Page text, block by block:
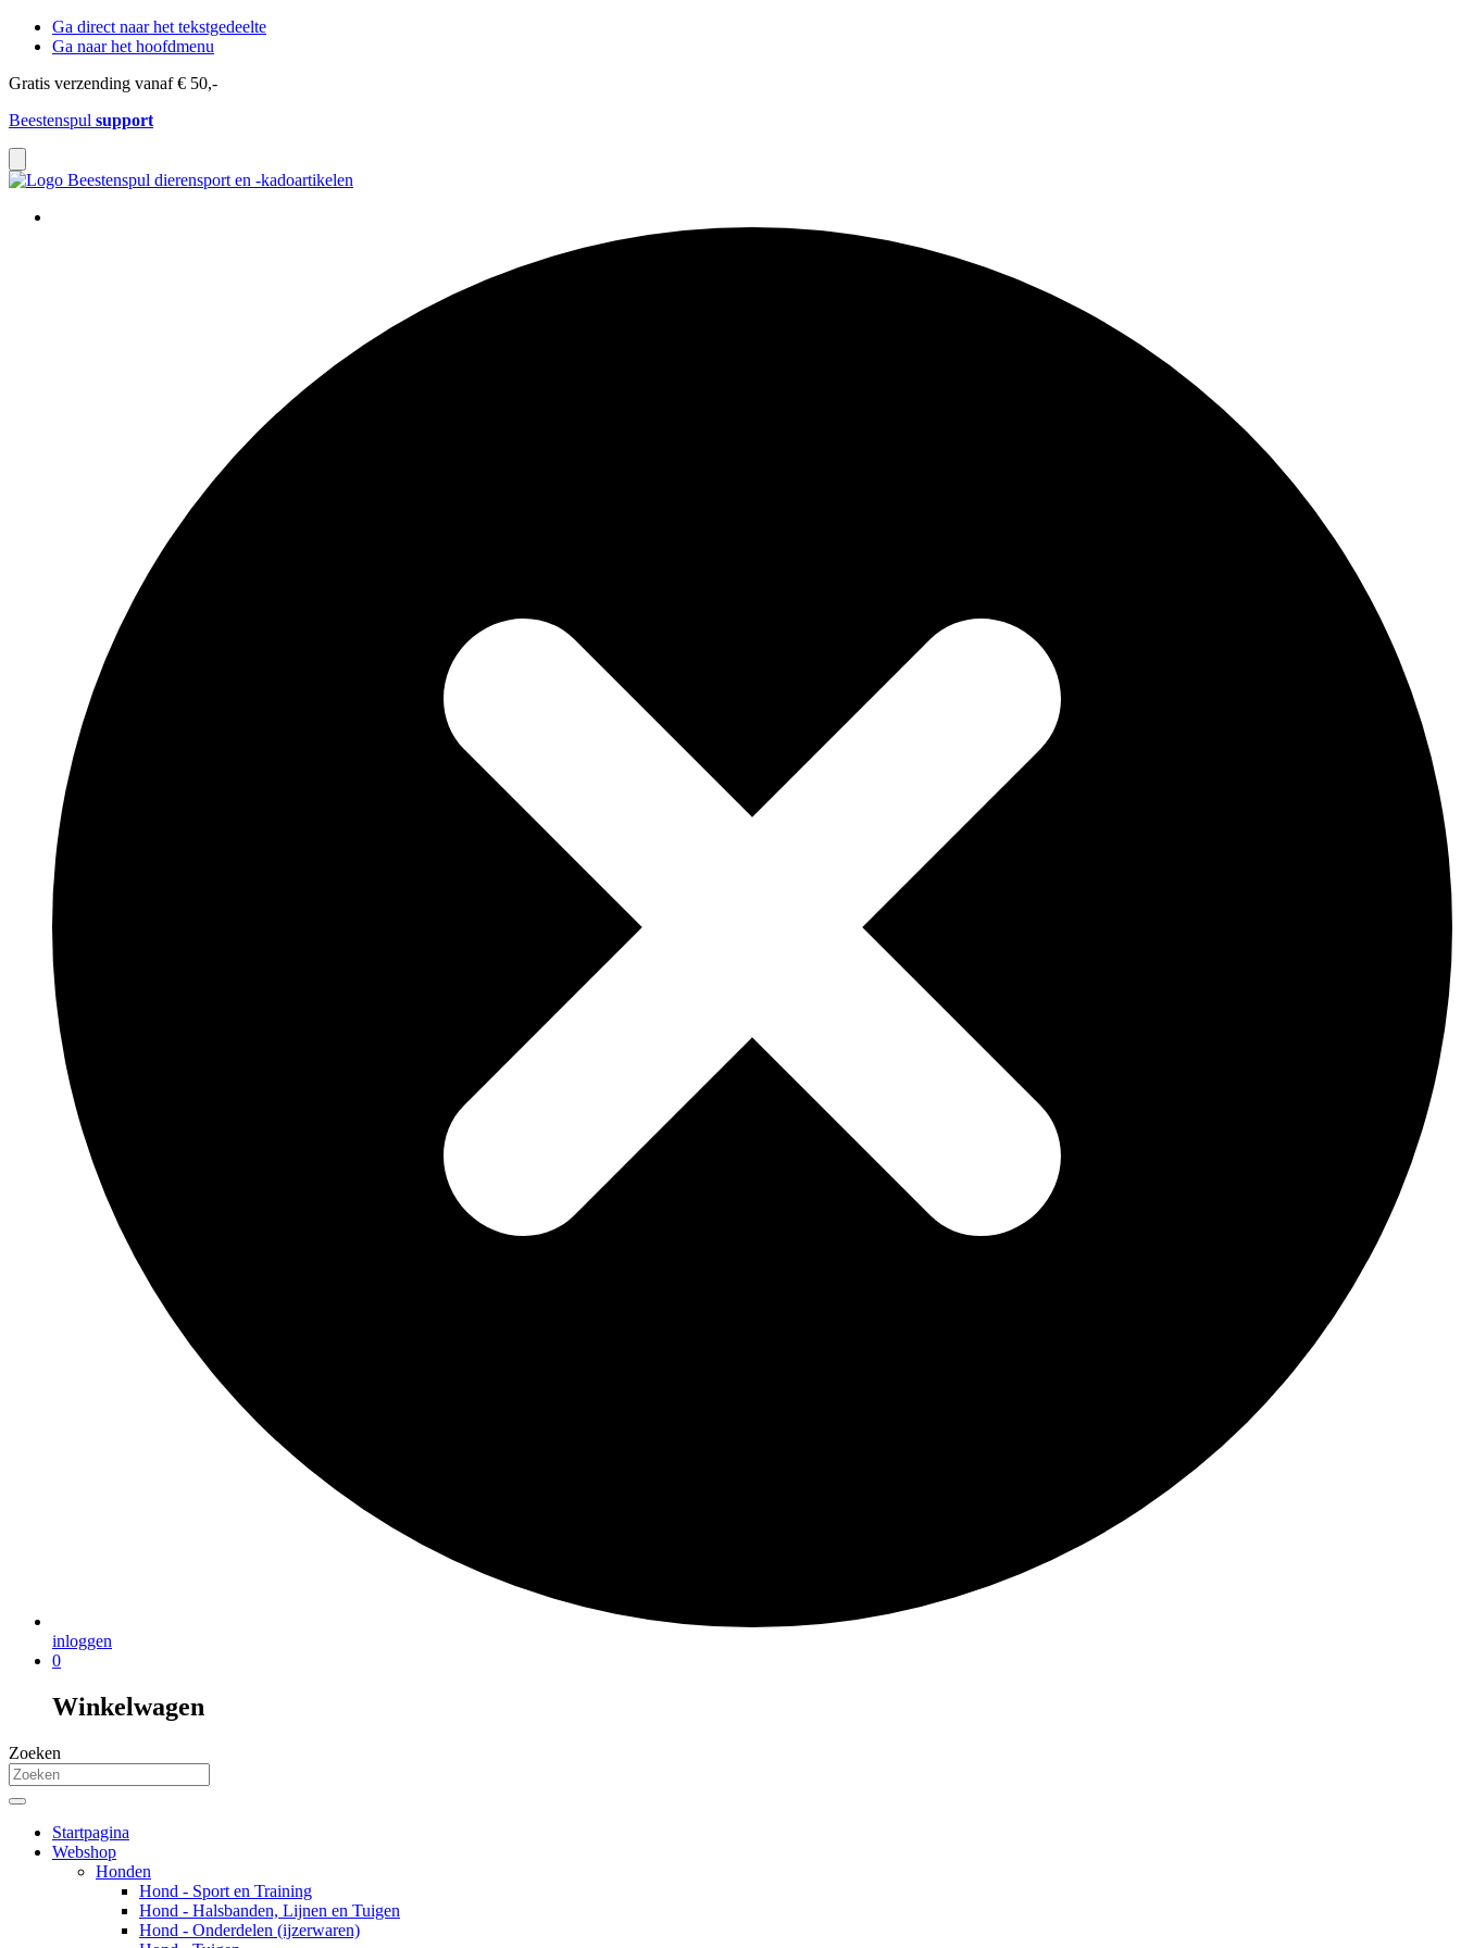
Ga direct naar het tekstgedeelte
Ga naar het hoofdmenu
Gratis verzending vanaf € 50,-
Beestenspul support
inloggen
0
Winkelwagen
Zoeken
Startpagina
Webshop
Honden
Hond - Sport en Training
Hond - Halsbanden, Lijnen en Tuigen
Hond - Onderdelen (ijzerwaren)